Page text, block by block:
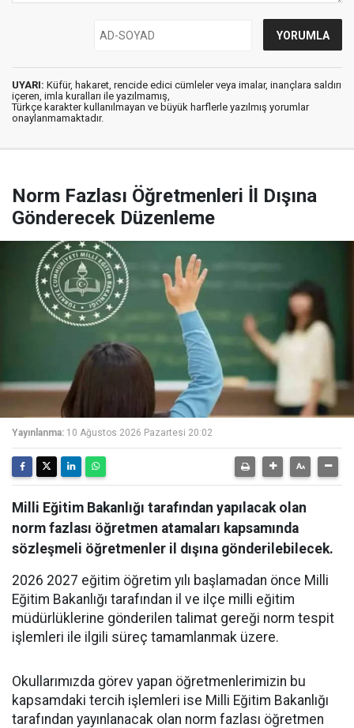
UYARI: Küfür, hakaret, rencide edici cümleler veya imalar, inançlara saldırı
içeren, imla kuralları ile yazılmamış,
Türkçe karakter kullanılmayan ve büyük harflerle yazılmış yorumlar
onaylanmamaktadır.
Norm Fazlası Öğretmenleri İl Dışına
Gönderecek Düzenleme
Yayınlanma: 10 Ağustos 2026 Pazartesi 20:02
Milli Eğitim Bakanlığı tarafından yapılacak olan
norm fazlası öğretmen atamaları kapsamında
sözleşmeli öğretmenler il dışına gönderilebilecek.
2026 2027 eğitim öğretim yılı başlamadan önce Milli
Eğitim Bakanlığı tarafından il ve ilçe milli eğitim
müdürlüklerine gönderilen talimat gereği norm tespit
işlemleri ile ilgili süreç tamamlanmak üzere.
Okullarımızda görev yapan öğretmenlerimizin bu
kapsamdaki tercih işlemleri ise Milli Eğitim Bakanlığı
tarafından yayınlanacak olan norm fazlası öğretmen